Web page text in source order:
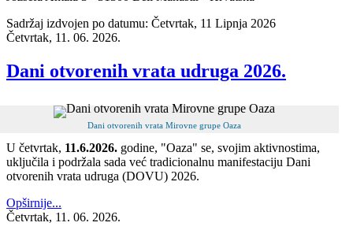
Sadržaj izdvojen po datumu: Četvrtak, 11 Lipnja 2026
Četvrtak, 11. 06. 2026.
Dani otvorenih vrata udruga 2026.
Dani otvorenih vrata Mirovne grupe Oaza
U četvrtak, 11.6.2026. godine, "Oaza" se, svojim aktivnostima,
uključila i podržala sada već tradicionalnu manifestaciju Dani
otvorenih vrata udruga (DOVU) 2026.
Opširnije...
Četvrtak, 11. 06. 2026.